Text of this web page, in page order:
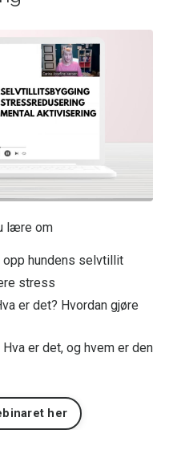
lære om
opp hundens selvtillit
stress
er det? Hvordan gjøre
Hva er det, og hvem er den
her